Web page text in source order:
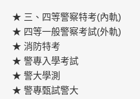
★ 三、四等警察特考(內軌)
★ 四等一般警察考試(外軌)
★ 消防特考
★ 警專入學考試
★ 警大學測
★ 警專甄試警大